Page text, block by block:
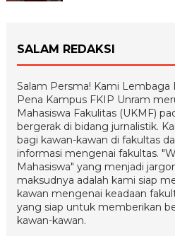
SALAM REDAKSI
Salam Persma! Kami Lembaga
Pena Kampus FKIP Unram
Mahasiswa Fakulitas (UKMF)
bergerak di bidang jurnalistik.
bagi kawan-kawan di fakultas
informasi mengenai fakultas.
Mahasiswa" yang menjadi
maksudnya adalah kami siap
kawan mengenai keadaan
yang siap untuk memberikan
kawan-kawan.